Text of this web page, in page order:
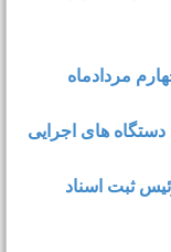
مردادماه
های اجرایی
ثبت اسناد